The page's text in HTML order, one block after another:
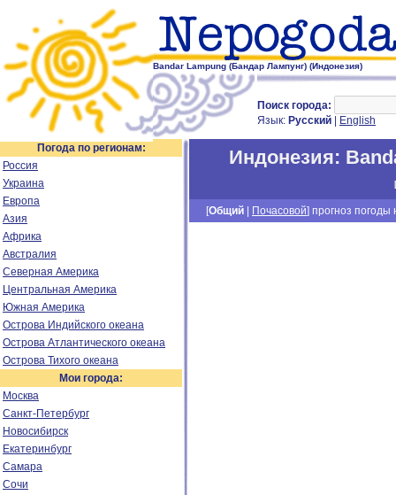
Bandar Lampung (Бандар Лампунг) (Индонезия)
Поиск города:
Язык: Русский English
Погода по регионам:
Россия
Украина
Европа
Азия
Африка
Австралия
Северная Америка
Центральная Америка
Южная Америка
Острова Индийского океана
Острова Атлантического океана
Острова Тихого океана
Мои города:
Москва
Санкт-Петербург
Новосибирск
Екатеринбург
Самара
Сочи
Индонезия:
[
[Общий Почасовой] прогноз погоды